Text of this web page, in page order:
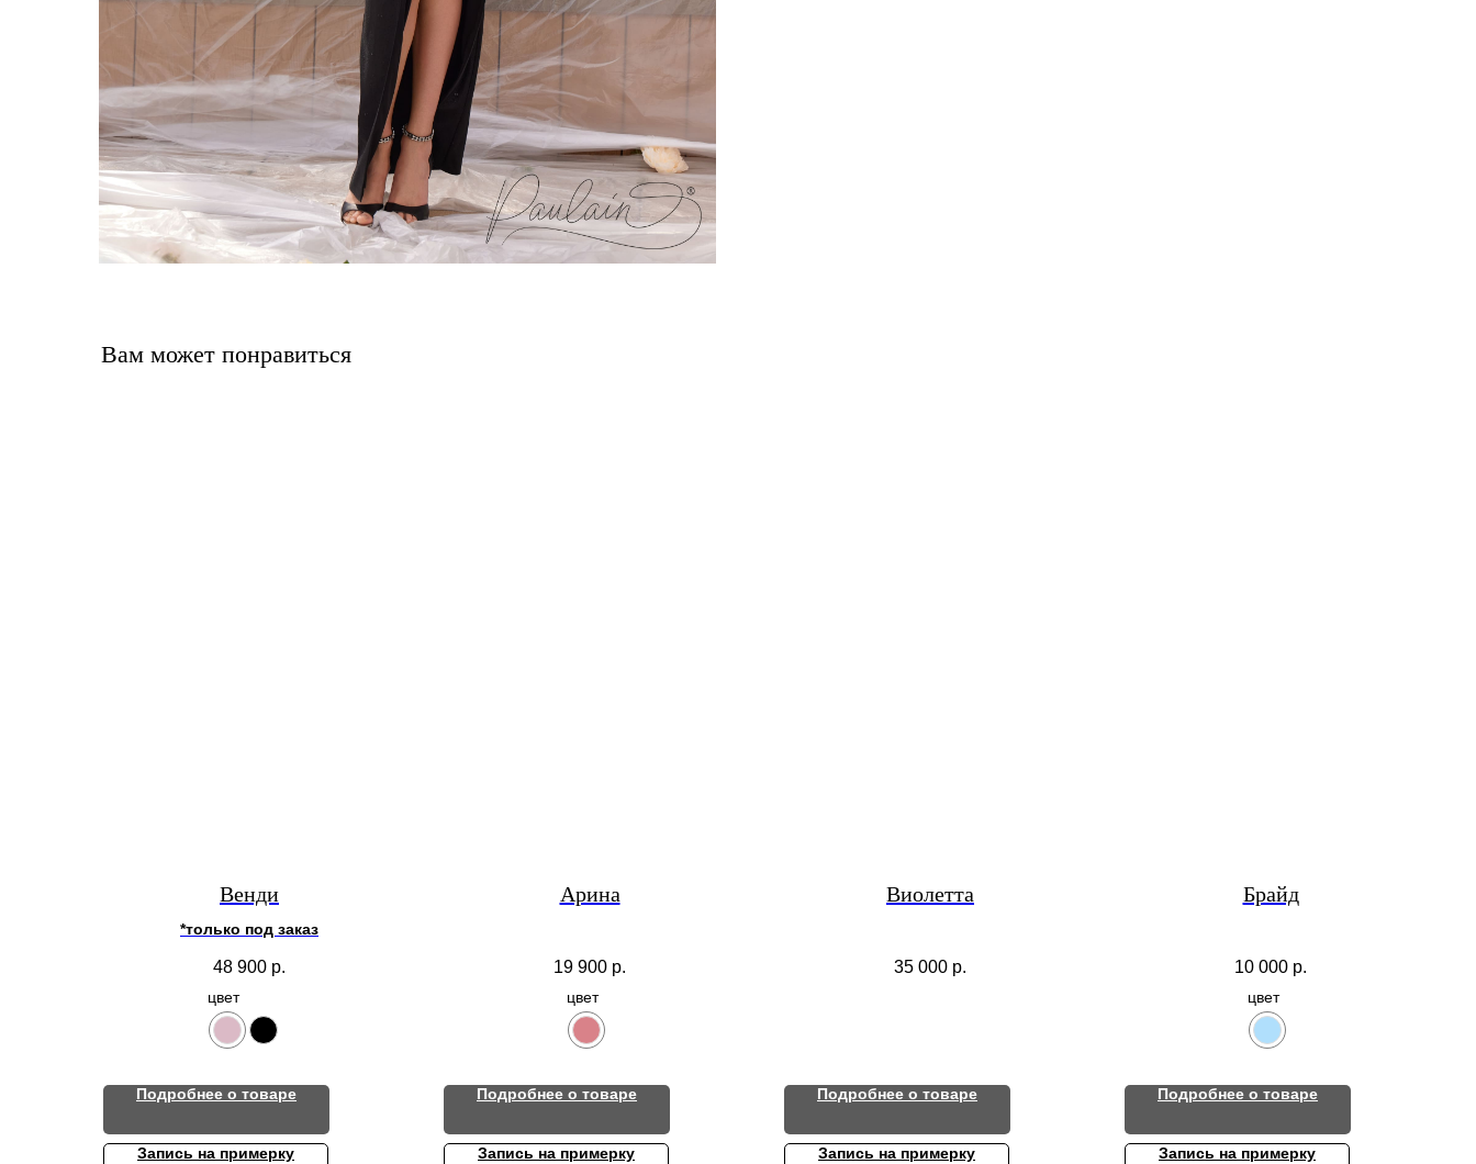
Вам может понравиться
Венди
*только под заказ
48 900 р.
цвет
Подробнее о товаре
Запись на примерку
Арина
19 900 р.
цвет
Подробнее о товаре
Запись на примерку
Виолетта
35 000 р.
Подробнее о товаре
Запись на примерку
Брайд
10 000 р.
цвет
Подробнее о товаре
Запись на примерку